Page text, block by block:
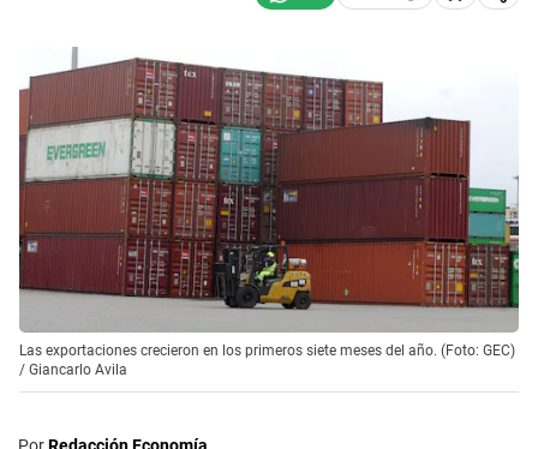
Las exportaciones crecieron en los primeros siete meses del año. (Foto: GEC)
/ Giancarlo Avila
PorRedacción Economía